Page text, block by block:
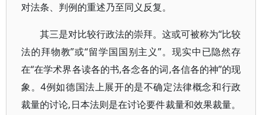
对法条、判例的重述乃至同义反复。
其三是对比较行政法的崇拜。这或可被称为“比较
法的拜物教”或“留学国国别主义”。现实中已隐然存
在“在学术界各读各的书,各念各的词,各信各的神”的现
象。4例如德国法上展开的是不确定法律概念和行政
裁量的讨论,日本法则是在讨论要件裁量和效果裁量。